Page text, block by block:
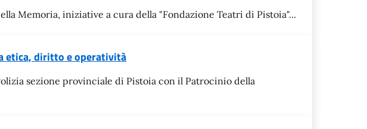
Memoria, iniziative a cura della "Fondazione Teatri di Pistoia"...
etica, diritto e operatività
sezione provinciale di Pistoia con il Patrocinio della